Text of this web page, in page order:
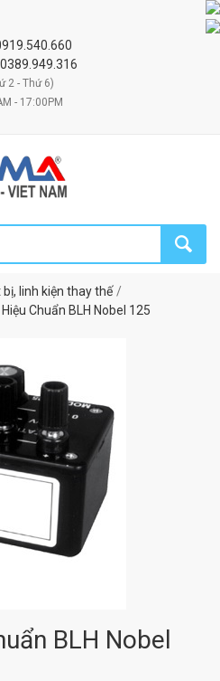
0389.949.316
2 - Thứ 6)
- 17:00PM
bị, linh kiện thay thế
Chuẩn BLH Nobel 125
BLH Nobel